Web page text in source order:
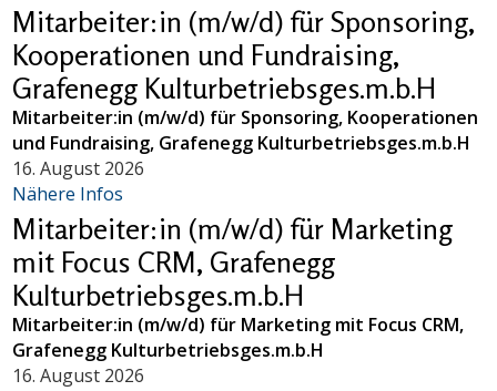
Mitarbeiter:in (m/w/d) für Sponsoring,
Kooperationen und Fundraising,
Grafenegg Kulturbetriebsges.m.b.H
Mitarbeiter:in (m/w/d) für Sponsoring, Kooperationen
und Fundraising, Grafenegg Kulturbetriebsges.m.b.H
16. August 2026
Nähere Infos
Mitarbeiter:in (m/w/d) für Marketing
mit Focus CRM, Grafenegg
Kulturbetriebsges.m.b.H
Mitarbeiter:in (m/w/d) für Marketing mit Focus CRM,
Grafenegg Kulturbetriebsges.m.b.H
16. August 2026